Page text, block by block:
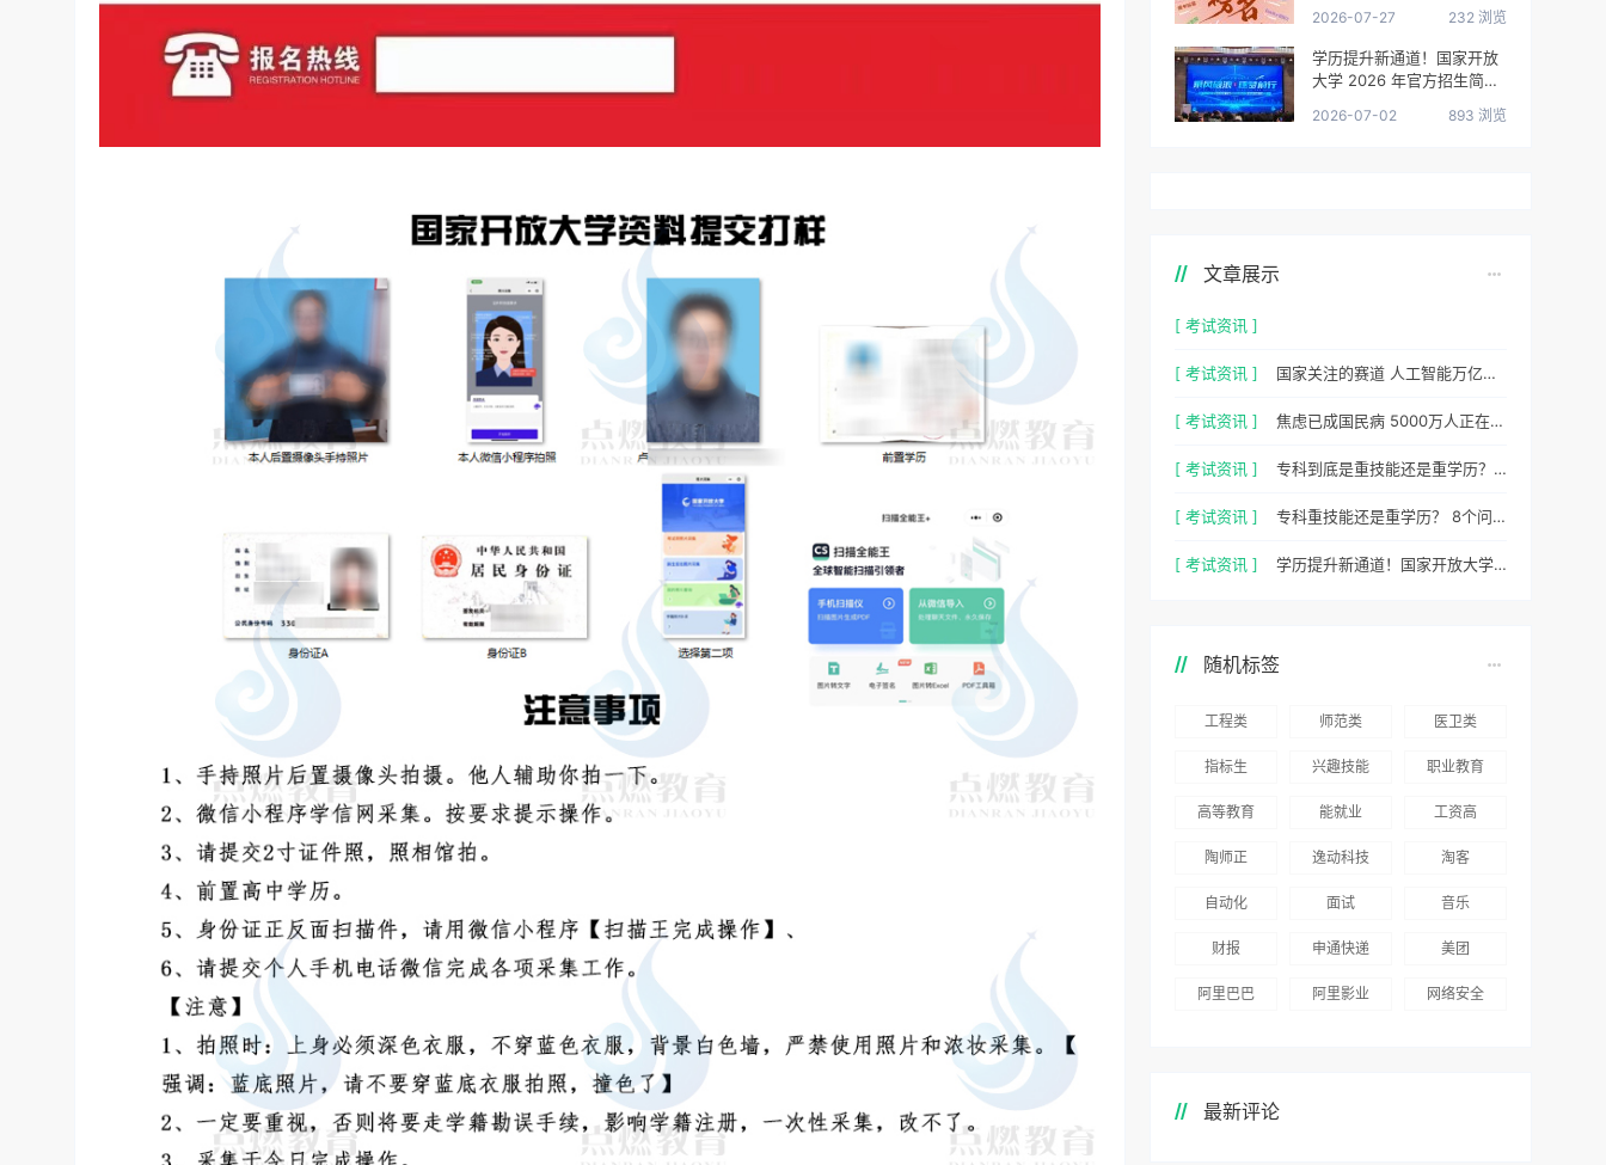
2026-07-27 232 浏览
学历提升新通道！国家开放
大学 2026 年官方招生简章
2026-07-02 893 浏览
文章展示
[ 考试资讯 ]
[ 考试资讯 ] 国家关注的赛道 人工智能万亿风口，你站上去了吗？
[ 考试资讯 ] 焦虑已成国民病 5000万人正在焦虑 心理咨询师 130万缺口等你填
[ 考试资讯 ] 专科到底是重技能还是重学历？ 2026最新数据，说得很清楚了
[ 考试资讯 ] 专科重技能还是重学历？ 8个问题，帮你一次性想清楚
[ 考试资讯 ] 学历提升新通道！国家开放大学 2026 年官方招生简章正式出炉
随机标签
工程类 师范类 医卫类
指标生 兴趣技能 职业教育
高等教育 能就业 工资高
陶师正 逸动科技 淘客
自动化 面试 音乐
财报 申通快递 美团
阿里巴巴 阿里影业 网络安全
最新评论